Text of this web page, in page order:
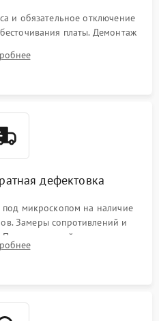
и обязательное отключение
платы. Демонтаж
с кристаллов чипов.
дефектовка
микроскопом на наличие
Замеры сопротивлений и
цепей питания,
и видеочипа.